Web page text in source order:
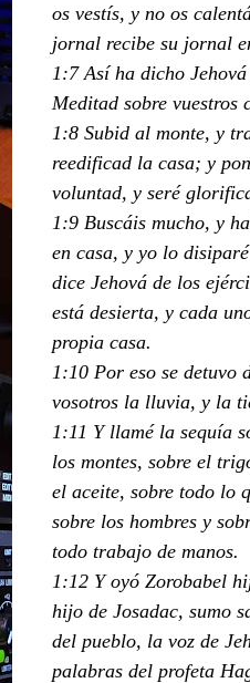
os vestís, y no os
jornal recibe su jornal
1:7 Así ha dicho
Meditad sobre vuestros
1:8 Subid al monte, y
reedificad la casa; y
voluntad, y seré
1:9 Buscáis mucho, y
en casa, y yo lo
dice Jehová de los
está desierta, y cada
propia casa.
1:10 Por eso se detuvo
vosotros la lluvia, y la
1:11 Y llamé la sequía
los montes, sobre el
el aceite, sobre todo lo
sobre los hombres y
todo trabajo de manos.
1:12 Y oyó Zorobabel
hijo de Josadac, sumo
del pueblo, la voz de
palabras del profeta